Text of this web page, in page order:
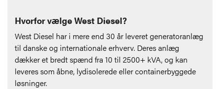
Hvorfor vælge West Diesel?
West Diesel har i mere end 30 år leveret generatoranlæg
til danske og internationale erhverv. Deres anlæg
dækker et bredt spænd fra 10 til 2500+ kVA, og kan
leveres som åbne, lydisolerede eller containerbyggede
løsninger.